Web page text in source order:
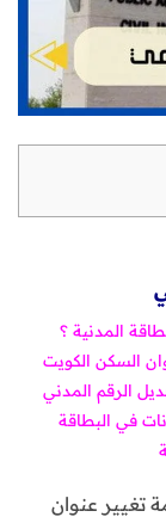
المدنية ؟
السكن الكويت
الرقم المدني
في البطاقة
تغيير عنوان